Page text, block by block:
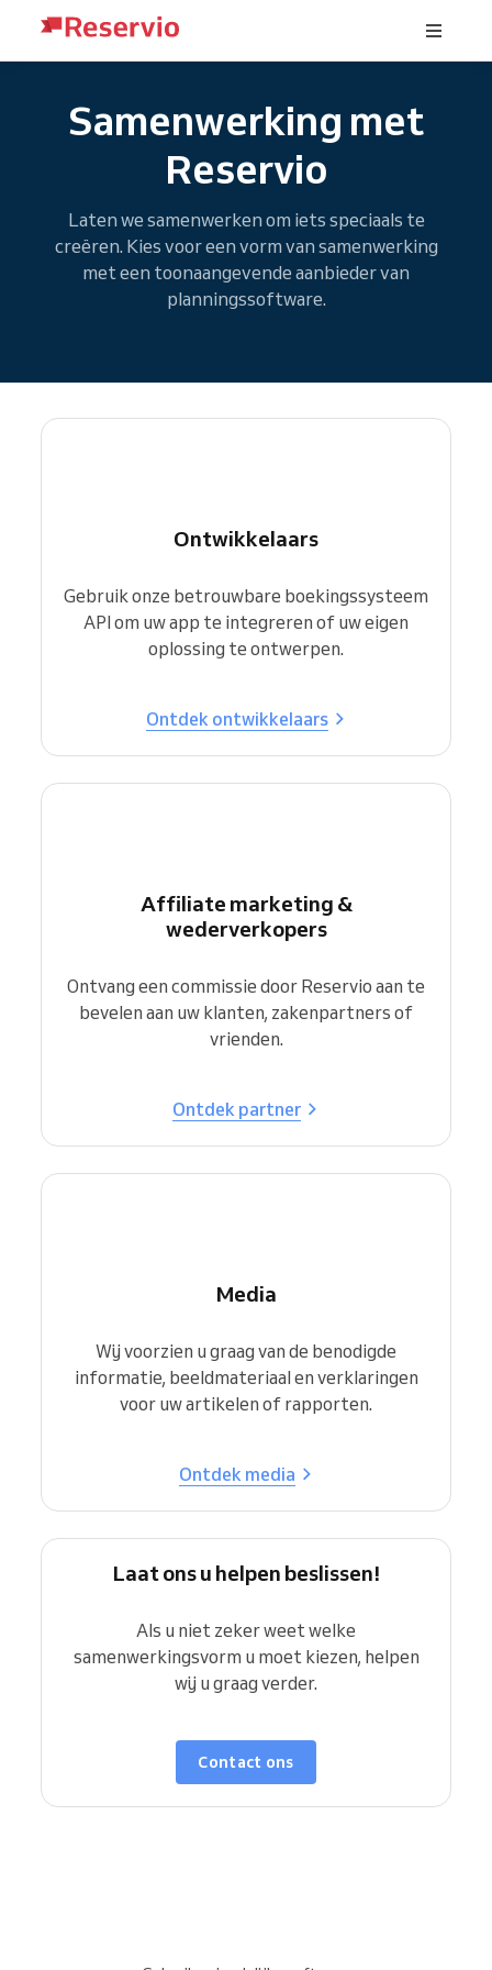
Samenwerking met
Reservio
Laten we samenwerken om iets speciaals te
creëren. Kies voor een vorm van samenwerking
met een toonaangevende aanbieder van
planningssoftware.
Ontwikkelaars
Gebruik onze betrouwbare boekingssysteem
API om uw app te integreren of uw eigen
oplossing te ontwerpen.
Ontdek ontwikkelaars
Affiliate marketing &
wederverkopers
Ontvang een commissie door Reservio aan te
bevelen aan uw klanten, zakenpartners of
vrienden.
Ontdek partner
Media
Wij voorzien u graag van de benodigde
informatie, beeldmateriaal en verklaringen
voor uw artikelen of rapporten.
Ontdek media
Laat ons u helpen beslissen!
Als u niet zeker weet welke
samenwerkingsvorm u moet kiezen, helpen
wij u graag verder.
Contact ons